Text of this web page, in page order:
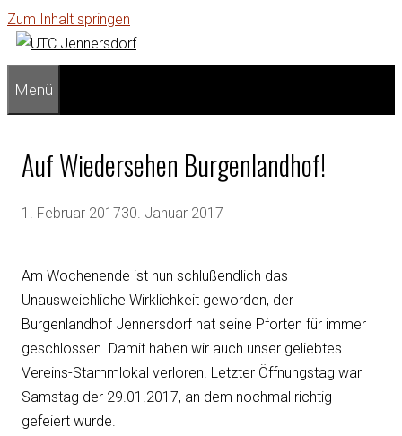
Zum Inhalt springen
Menü
Auf Wiedersehen Burgenlandhof!
1. Februar 201730. Januar 2017
Am Wochenende ist nun schlußendlich das
Unausweichliche Wirklichkeit geworden, der
Burgenlandhof Jennersdorf hat seine Pforten für immer
geschlossen. Damit haben wir auch unser geliebtes
Vereins-Stammlokal verloren. Letzter Öffnungstag war
Samstag der 29.01.2017, an dem nochmal richtig
gefeiert wurde.